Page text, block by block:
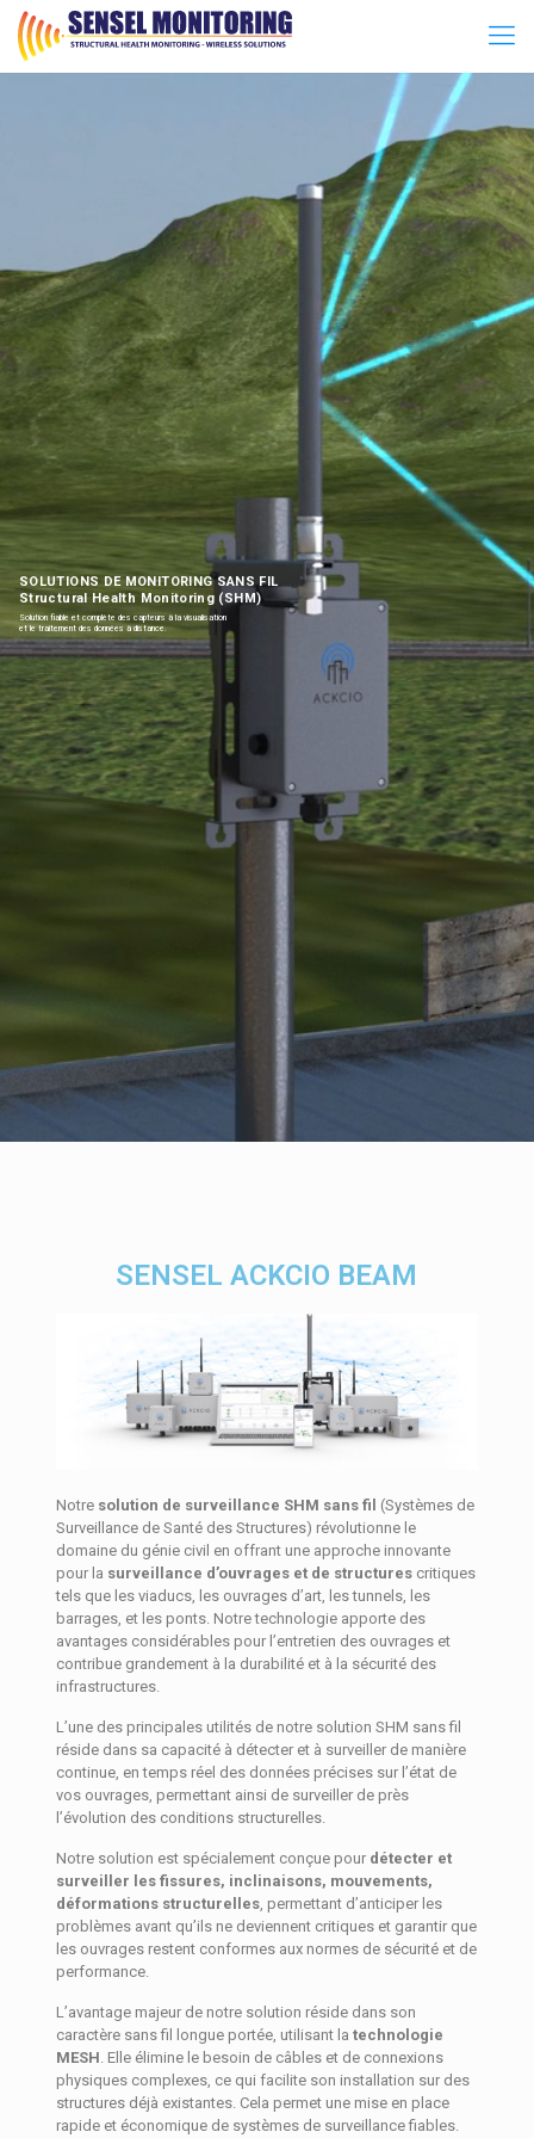
SOLUTIONS DE MONITORING SANS FIL
Structural Health Monitoring (SHM)
Solution fiable et complète des capteurs à la visualisation
et le traitement des données à distance.
SENSEL ACKCIO BEAM
Notre solution de surveillance SHM sans fil (Systèmes de
Surveillance de Santé des Structures) révolutionne le
domaine du génie civil en offrant une approche innovante
pour la surveillance d’ouvrages et de structurescritiques
tels que les viaducs, les ouvrages d’art, les tunnels, les
barrages, et les ponts. Notre technologie apporte des
avantages considérables pour l’entretien des ouvrages et
contribue grandement à la durabilité et à la sécurité des
infrastructures.
L’une des principales utilités de notre solution SHM sans fil
réside dans sa capacité à détecter et à surveiller de manière
continue, en temps réel des données précises sur l’état de
vos ouvrages, permettant ainsi de surveiller de près
l’évolution des conditions structurelles.
Notre solution est spécialement conçue pour détecter et
surveiller les fissures, inclinaisons, mouvements,
déformations structurelles, permettant d’anticiper les
problèmes avant qu’ils ne deviennent critiques et garantir que
les ouvrages restent conformes aux normes de sécurité et de
performance.
L’avantage majeur de notre solution réside dans son
caractère sans fil longue portée, utilisant la technologie
MESH . Elle élimine le besoin de câbles et de connexions
physiques complexes, ce qui facilite son installation sur des
structures déjà existantes. Cela permet une mise en place
rapide et économique de systèmes de surveillance fiables.